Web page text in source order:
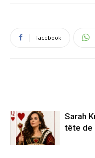
Facebook
Sarah
tête de